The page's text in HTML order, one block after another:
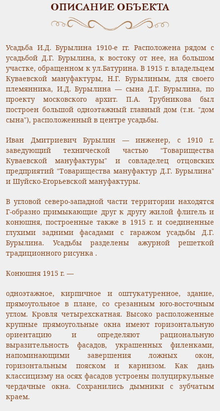
ОПИСАНИЕ ОБЪЕКТА
Усадьба И.Д. Бурылина 1910-е гг. Расположена рядом с
усадьбой Д.Г. Бурылина, к востоку от нее, на большом
участке, обращенном к ул.Батурина. В 1915 г. владельцем
Куваевской мануфактуры, Н.Г. Бурылиным, для своего
племянника, И.Д. Бурылина — сына Д.Г. Бурылина, по
проекту московского архит. П.А. Трубникова был
построен большой одноэтажный главный дом (т.н. “дом
сына”), расположенный в центре усадьбы.
Иван Дмитриевич Бурылин — инженер, с 1910 г.
заведующий технической частью “Товарищества
Куваевской мануфактуры” и совладелец отцовских
предприятий “Товарищества мануфактур Д.Г. Бурылина”
и Шуйско-Егорьевской мануфактуры.
В угловой северо-западной части территории находятся
Г-образно примыкающие друг к другу жилой флигель и
конюшня, построенные также в 1915 г. и соединенные
глухими задними фасадами с гаражом усадьбы Д.Г.
Бурылина. Усадьбы разделены ажурной решеткой
традиционного рисунка .
Конюшня 1915 г. —
одноэтажное, кирпичное и оштукатуренное, здание,
прямоугольное в плане, со срезанным юго-восточным
углом. Кровля четырехскатная. Высоко расположенные
крупные прямоугольные окна имеют горизонтальную
ориентацию и определяют рациональную
выразительность фасадов, украшенных филенками,
напоминающими завершения ложных окон,
горизонтальным пояском и карнизом. Как дань
классицизму на осях фасадов устроены полуциркульные
чердачные окна. Сохранились дымники с зубчатым
краем.